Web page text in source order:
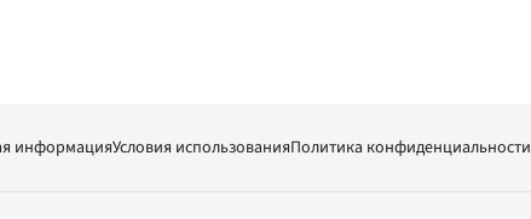
информацияУсловия использованияПолитика конфиденциальности